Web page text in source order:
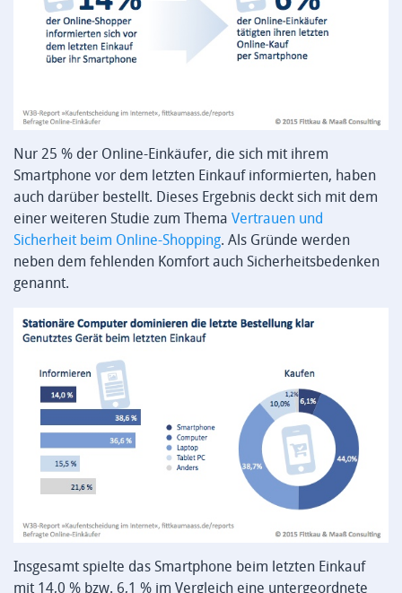
Nur 25 % der Online-Einkäufer, die sich mit ihrem
Smartphone vor dem letzten Einkauf informierten, haben
auch darüber bestellt. Dieses Ergebnis deckt sich mit dem
einer weiteren Studie zum Thema Vertrauen und
Sicherheit beim Online-Shopping. Als Gründe werden
neben dem fehlenden Komfort auch Sicherheitsbedenken
genannt.
Insgesamt spielte das Smartphone beim letzten Einkauf
mit 14,0 % bzw. 6,1 % im Vergleich eine untergeordnete